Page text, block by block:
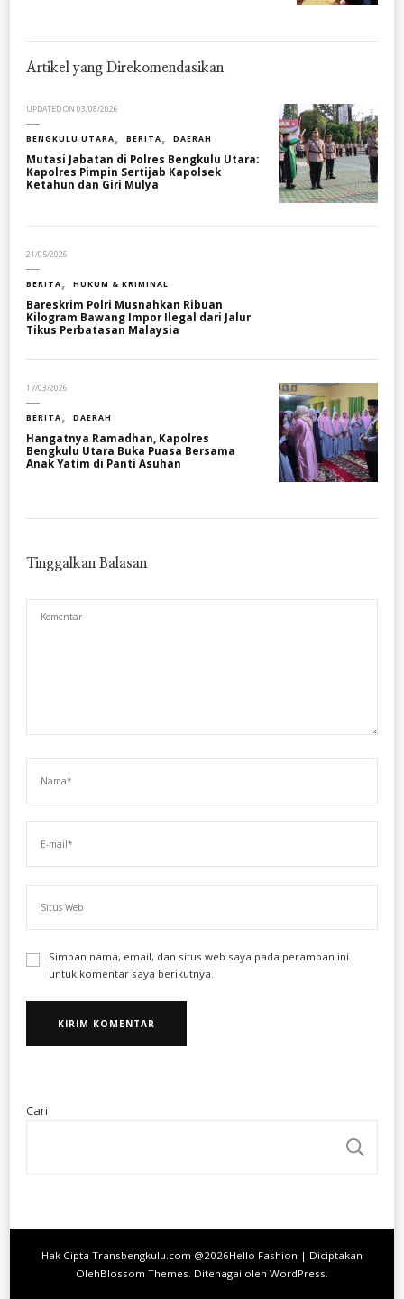
Artikel yang Direkomendasikan
UPDATED ON 03/08/2026
BENGKULU UTARA BERITA DAERAH
Mutasi Jabatan di Polres Bengkulu Utara:
Kapolres Pimpin Sertijab Kapolsek
Ketahun dan Giri Mulya
21/05/2026
BERITA HUKUM & KRIMINAL
Bareskrim Polri Musnahkan Ribuan
Kilogram Bawang Impor Ilegal dari Jalur
Tikus Perbatasan Malaysia
17/03/2026
BERITA DAERAH
Hangatnya Ramadhan, Kapolres
Bengkulu Utara Buka Puasa Bersama
Anak Yatim di Panti Asuhan
Tinggalkan Balasan
Simpan nama, email, dan situs web saya pada peramban ini
untuk komentar saya berikutnya.
Cari
Hak Cipta Transbengkulu.com @2026Hello Fashion | Diciptakan
OlehBlossom Themes . Ditenagai oleh WordPress